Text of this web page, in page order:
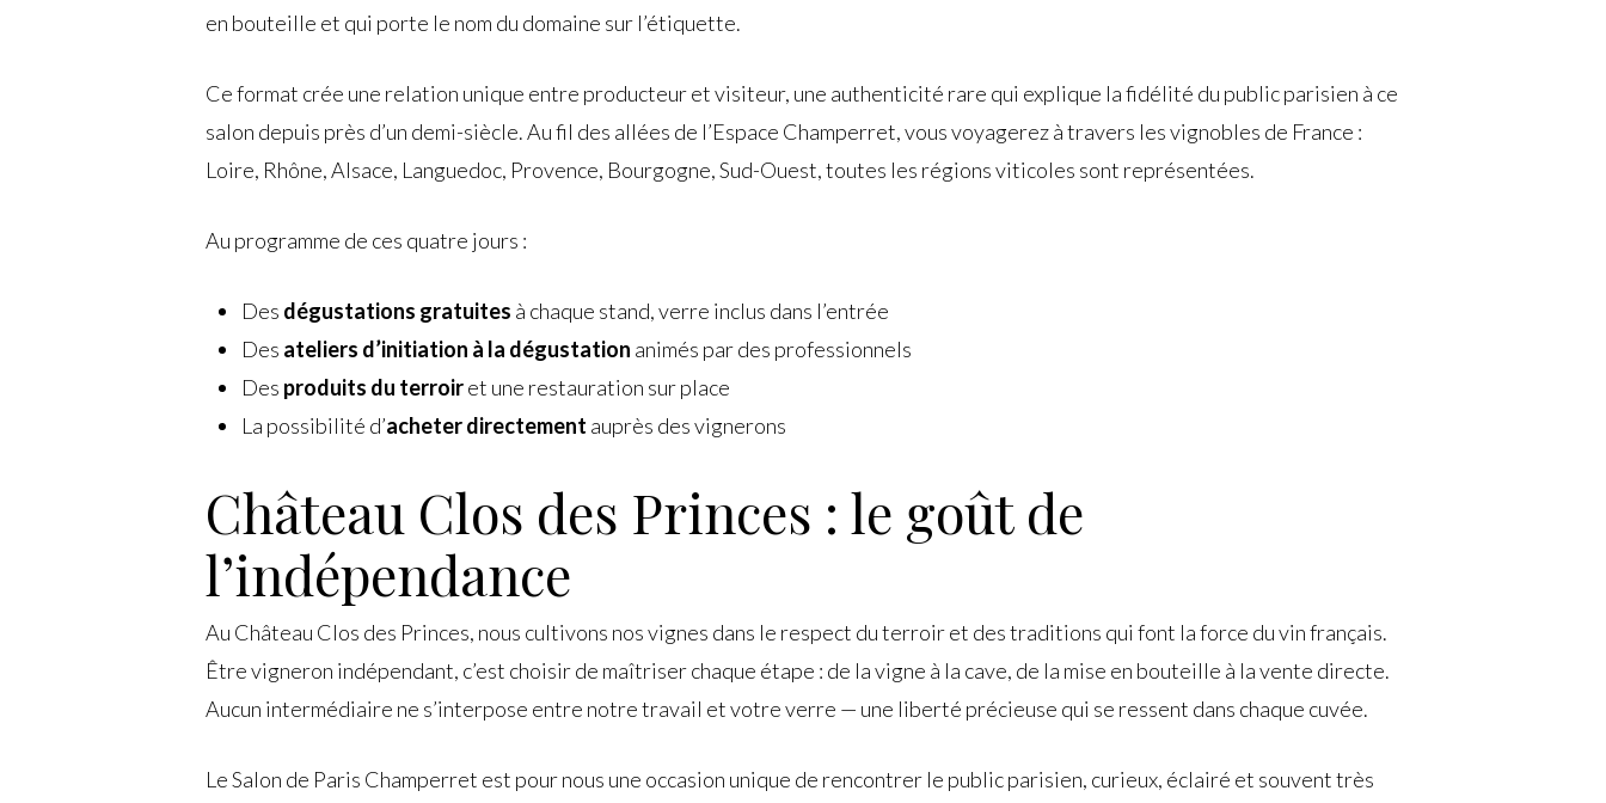
en bouteille et qui porte le nom du domaine sur l’étiquette.
Ce format crée une relation unique entre producteur et visiteur, une authenticité rare qui explique la fidélité du public parisien à ce
salon depuis près d’un demi-siècle. Au fil des allées de l’Espace Champerret, vous voyagerez à travers les vignobles de France :
Loire, Rhône, Alsace, Languedoc, Provence, Bourgogne, Sud-Ouest, toutes les régions viticoles sont représentées.
Au programme de ces quatre jours :
Des dégustations gratuites à chaque stand, verre inclus dans l’entrée
Des ateliers d’initiation à la dégustation animés par des professionnels
Des produits du terroiret une restauration sur place
La possibilité d’acheter directement auprès des vignerons
Château Clos des Princes : le goût de
l’indépendance
Au Château Clos des Princes, nous cultivons nos vignes dans le respect du terroir et des traditions qui font la force du vin français.
Être vigneron indépendant, c’est choisir de maîtriser chaque étape : de la vigne à la cave, de la mise en bouteille à la vente directe.
Aucun intermédiaire ne s’interpose entre notre travail et votre verre — une liberté précieuse qui se ressent dans chaque cuvée.
Le Salon de Paris Champerret est pour nous une occasion unique de rencontrer le public parisien, curieux, éclairé et souvent très